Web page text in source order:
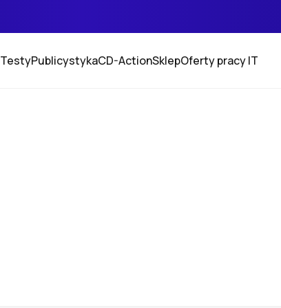
TestyPublicystykaCD-ActionSklepOferty pracy IT